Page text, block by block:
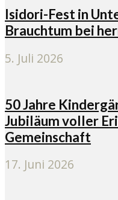
Isidori-Fest in
Brauchtum bei
5. Juli 2026
50 Jahre
Jubiläum voller
Gemeinschaft
17. Juni 2026